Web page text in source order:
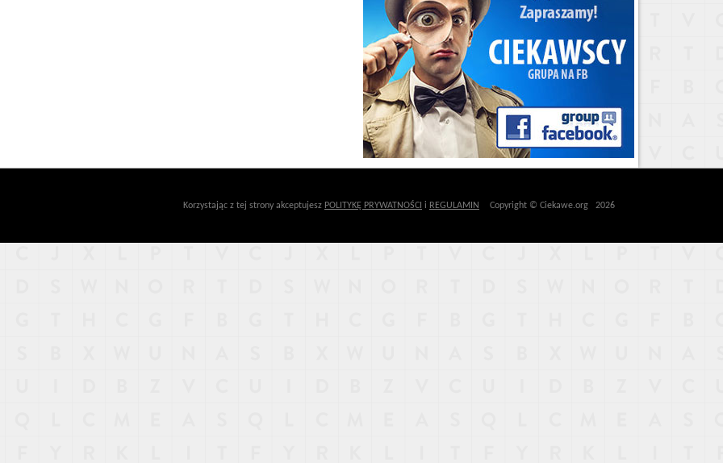
Korzystając z tej strony akceptujesz POLITYKĘ PRYWATNOŚCI i REGULAMIN Copyright © Ciekawe.org 2026